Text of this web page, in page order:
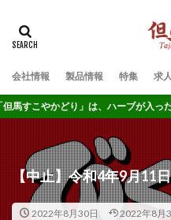
会社情報 製品情報 特集 求
やかどり」は、ハーブが入った無薬
【中止】令和4年9月11
2022年8月30日 2022年8月
タグ
びっくり市 プレスリ